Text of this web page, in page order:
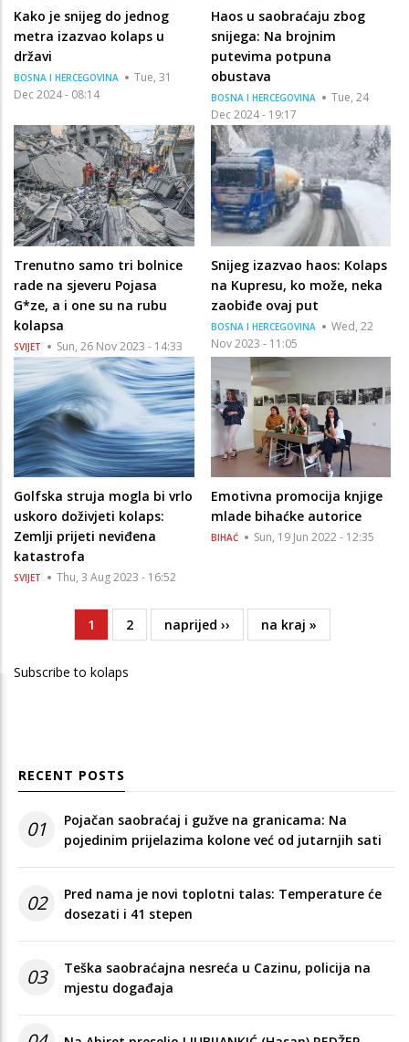
Kako je snijeg do jednog
metra izazvao kolaps u
državi
BOSNA I HERCEGOVINA
Tue, 31
Dec 2024 - 08:14
Haos u saobraćaju zbog
snijega: Na brojnim
putevima potpuna
obustava
BOSNA I HERCEGOVINA
Tue, 24
Dec 2024 - 19:17
Trenutno samo tri bolnice
rade na sjeveru Pojasa
G*ze, a i one su na rubu
kolapsa
SVIJET Sun, 26 Nov 2023 - 14:33
Snijeg izazvao haos: Kolaps
na Kupresu, ko može, neka
zaobiđe ovaj put
BOSNA I HERCEGOVINA
Wed, 22
Nov 2023 - 11:05
Golfska struja mogla bi vrlo
uskoro doživjeti kolaps:
Zemlji prijeti neviđena
katastrofa
SVIJET Thu, 3 Aug 2023 - 16:52
Emotivna promocija knjige
mlade bihaćke autorice
BIHAĆ Sun, 19 Jun 2022 - 12:35
PaginationCurrent
page
1 Page
2
Next
page
naprijed ››
Last
page
na kraj »
Subscribe to kolaps
RECENT POSTS
01
Pojačan saobraćaj i gužve na granicama: Na
pojedinim prijelazima kolone već od jutarnjih sati
02
Pred nama je novi toplotni talas: Temperature će
dosezati i 41 stepen
03
Teška saobraćajna nesreća u Cazinu, policija na
mjestu događaja